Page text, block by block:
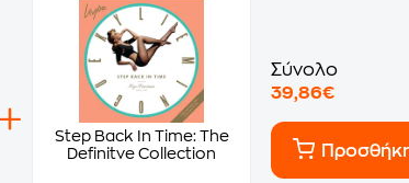
Step Back In Time: The
Definitve Collection
Σύνολο
39,86€